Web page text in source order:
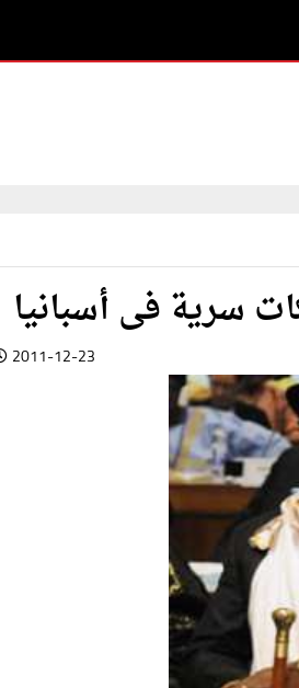
سرية فى أسبانيا
2011-12-23